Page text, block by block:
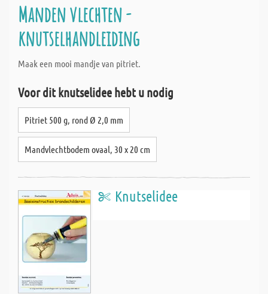
Manden vlechten -
knutselhandleiding
Maak een mooi mandje van pitriet.
Voor dit knutselidee hebt u nodig
Pitriet 500 g, rond Ø 2,0 mm
Mandvlechtbodem ovaal, 30 x 20 cm
Knutselidee